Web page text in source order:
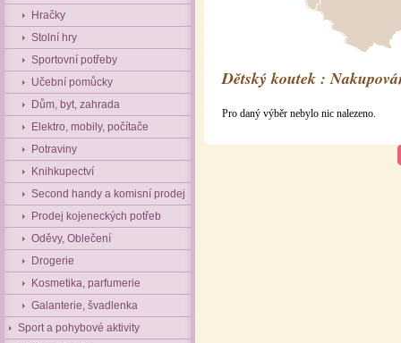
Hračky
Stolní hry
Sportovní potřeby
Učební pomůcky
Dům, byt, zahrada
Elektro, mobily, počítače
Potraviny
Knihkupectví
Second handy a komisní prodej
Prodej kojeneckých potřeb
Oděvy, Oblečení
Drogerie
Kosmetika, parfumerie
Galanterie, švadlenka
Sport a pohybové aktivity
Dětský koutek :
Pro daný výběr nebylo nic nalezeno.